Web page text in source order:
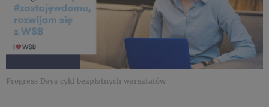
Progress Days cykl bezpłatnych warsztatów